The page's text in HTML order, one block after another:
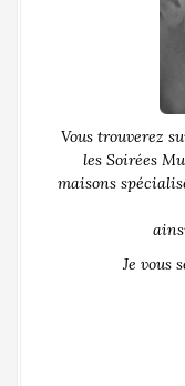
Vous trouverez
les Soirées
maisons
Je vous